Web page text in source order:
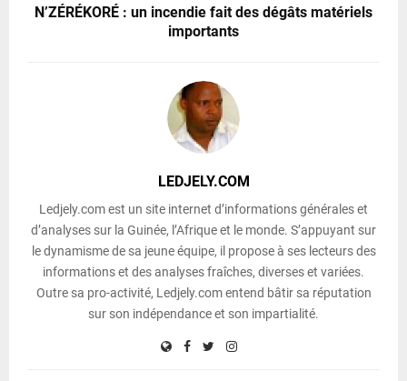
N’ZÉRÉKORÉ : un incendie fait des dégâts matériels
importants
LEDJELY.COM
Ledjely.com est un site internet d’informations générales et
d’analyses sur la Guinée, l’Afrique et le monde. S’appuyant sur
le dynamisme de sa jeune équipe, il propose à ses lecteurs des
informations et des analyses fraîches, diverses et variées.
Outre sa pro-activité, Ledjely.com entend bâtir sa réputation
sur son indépendance et son impartialité.